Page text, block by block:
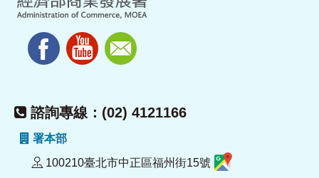
諮詢專線：(02) 4121166
署本部
100210臺北市中正區福州街15號